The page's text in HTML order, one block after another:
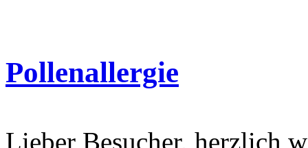
Pollenallergie
Lieber Besucher, herzlich